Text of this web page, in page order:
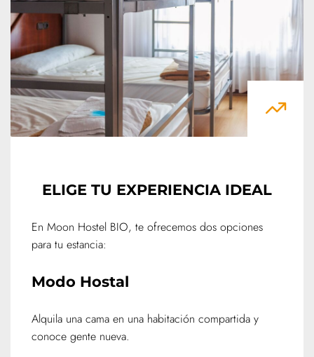
ELIGE TU EXPERIENCIA IDEAL
En Moon Hostel BIO, te ofrecemos dos opciones
para tu estancia:
Modo Hostal
Alquila una cama en una habitación compartida y
conoce gente nueva.